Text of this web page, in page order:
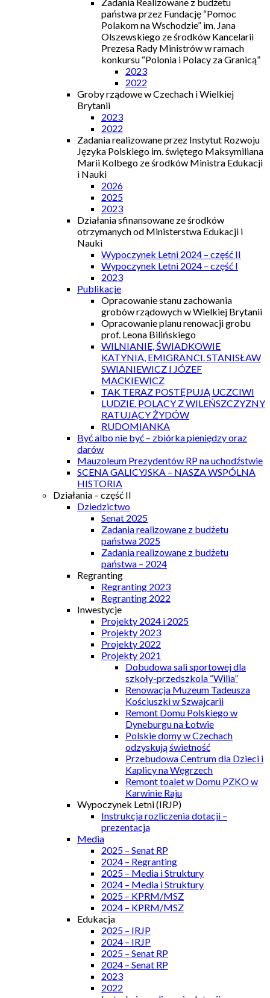
państwa przez Fundację “Pomoc
Polakom na Wschodzie” im. Jana
Olszewskiego ze środków Kancelarii
Prezesa Rady Ministrów w ramach
konkursu “Polonia i Polacy za Granicą”
2023
2022
Groby rządowe w Czechach i Wielkiej
Brytanii
2023
2022
Zadania realizowane przez Instytut Rozwoju
Języka Polskiego im. świętego Maksymiliana
Marii Kolbego ze środków Ministra Edukacji
i Nauki
2026
2025
2023
Działania sfinansowane ze środków
otrzymanych od Ministerstwa Edukacji i
Nauki
Wypoczynek Letni 2024 – część II
Wypoczynek Letni 2024 – część I
2023
Publikacje
Opracowanie stanu zachowania
grobów rządowych w Wielkiej Brytanii
Opracowanie planu renowacji grobu
prof. Leona Bilińskiego
WILNIANIE, ŚWIADKOWIE
KATYNIA, EMIGRANCI. STANISŁAW
SWIANIEWICZ I JÓZEF
MACKIEWICZ
TAK TERAZ POSTĘPUJĄ UCZCIWI
LUDZIE. POLACY Z WILEŃSZCZYZNY
RATUJĄCY ŻYDÓW
RUDOMIANKA
Być albo nie być – zbiórka pieniędzy oraz
darów
Mauzoleum Prezydentów RP na uchodźstwie
SCENA GALICYJSKA – NASZA WSPÓLNA
HISTORIA
Działania – część II
Dziedzictwo
Senat 2025
Zadania realizowane z budżetu
państwa 2025
Zadania realizowane z budżetu
państwa – 2024
Regranting
Regranting 2023
Regranting 2022
Inwestycje
Projekty 2024 i 2025
Projekty 2023
Projekty 2022
Projekty 2021
Dobudowa sali sportowej dla
szkoły-przedszkola “Wilia”
Renowacja Muzeum Tadeusza
Kościuszki w Szwajcarii
Remont Domu Polskiego w
Dyneburgu na Łotwie
Polskie domy w Czechach
odzyskują świetność
Przebudowa Centrum dla Dzieci i
Kaplicy na Węgrzech
Remont toalet w Domu PZKO w
Karwinie Raju
Wypoczynek Letni (IRJP)
Instrukcja rozliczenia dotacji –
prezentacja
Media
2025 – Senat RP
2024 – Regranting
2025 – Media i Struktury
2024 – Media i Struktury
2025 – KPRM/MSZ
2024 – KPRM/MSZ
Edukacja
2025 – IRJP
2024 – IRJP
2025 – Senat RP
2024 – Senat RP
2023
2022